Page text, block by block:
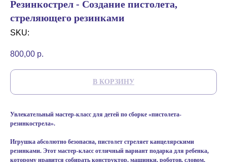
Резинкострел - Создание пистолета,
стреляющего резинками
SKU:
800,00 р.
В КОРЗИНУ
Увлекательный мастер-класс для детей по сборке «пистолета-
резинкострела».
Игрушка абсолютно безопасна, пистолет стреляет канцелярскими
резинками. Этот мастер-класс отличный вариант подарка для ребенка,
которому нравится собирать конструктор, машинки, роботов, словом,